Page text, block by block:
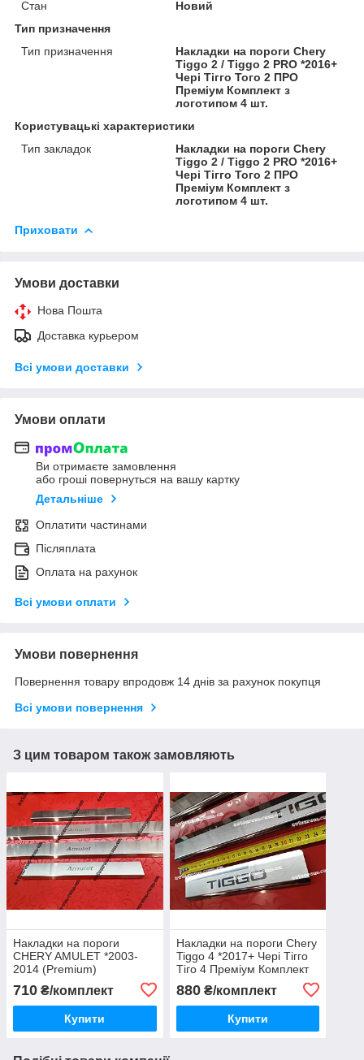
Стан
Новий
Тип призначення
Тип призначення
Накладки на пороги Chery
Tiggo 2 / Tiggo 2 PRO *2016+
Чері Тігго Того 2 ПРО
Преміум Комплект з
логотипом 4 шт.
Користувацькi характеристики
Тип закладок
Накладки на пороги Chery
Tiggo 2 / Tiggo 2 PRO *2016+
Чері Тігго Того 2 ПРО
Преміум Комплект з
логотипом 4 шт.
Приховати
Умови доставки
Нова Пошта
Доставка курьером
Всі умови доставки
Умови оплати
Ви отримаєте замовлення
або гроші повернуться на вашу картку
Детальніше
Оплатити частинами
Післяплата
Оплата на рахунок
Всі умови оплати
Умови повернення
Повернення товару впродовж 14 днів за рахунок покупця
Всі умови повернення
З цим товаром також замовляють
Накладки на пороги
CHERY AMULET *2003-
2014 (Premium)
710 ₴/комплект
Купити
Накладки на пороги Chery
Tiggo 4 *2017+ Чері Тігго
Тіго 4 Преміум Комплект
Нержавійка з логотипом 4
одиниці
880₴/комплект
Купити